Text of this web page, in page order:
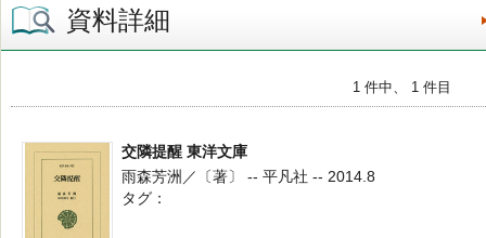
資料詳細
1 件中、 1 件目
交隣提醒 東洋文庫
雨森芳洲／〔著〕 -- 平凡社 -- 2014.8
タグ